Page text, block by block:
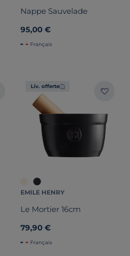
Nappe Sauvelade
95,00 €
Français
Liv. offerte
EMILE HENRY
Le Mortier 16cm
79,90 €
Français